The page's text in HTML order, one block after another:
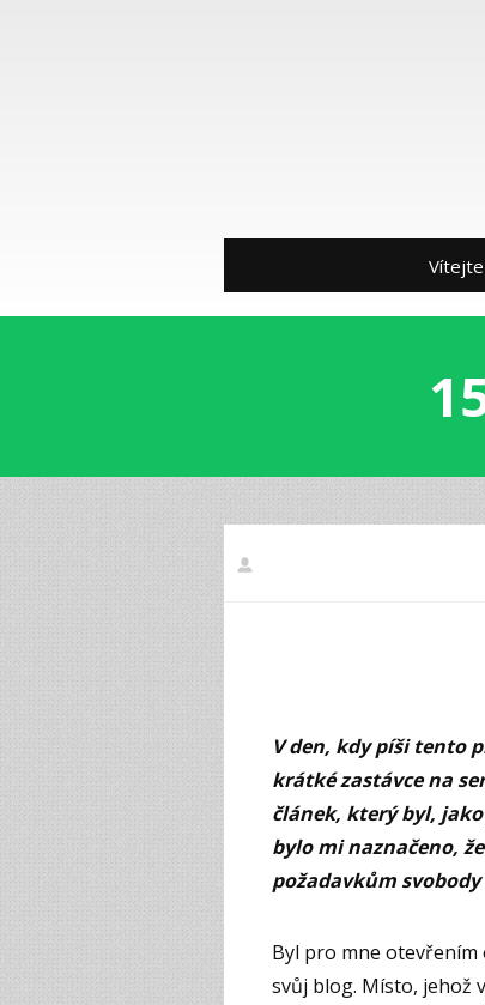
Vítejte
V den, kdy píši tento
krátké zastávce na
článek, který byl,
bylo mi naznačeno,
požadavkům svobody
Byl pro mne otevřením
svůj blog. Místo, jehož